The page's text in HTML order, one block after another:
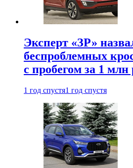
Эксперт «ЗР»
беспроблемных
с пробегом за 1 млн
1 год спустя1 год спустя